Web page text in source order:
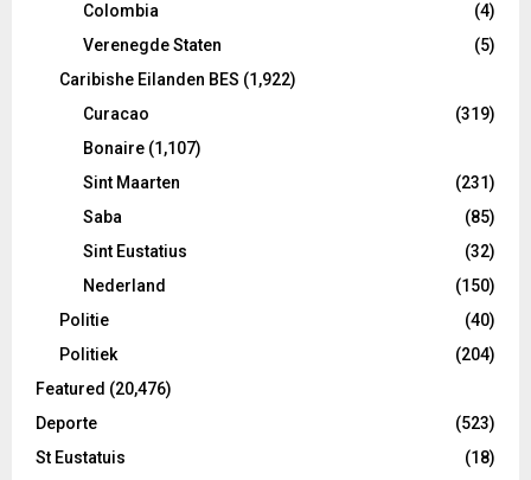
Colombia
(4)
Verenegde Staten
(5)
Caribishe Eilanden BES (1,922)
Curacao
(319)
Bonaire (1,107)
Sint Maarten
(231)
Saba
(85)
Sint Eustatius
(32)
Nederland
(150)
Politie
(40)
Politiek
(204)
Featured (20,476)
Deporte
(523)
St Eustatuis
(18)